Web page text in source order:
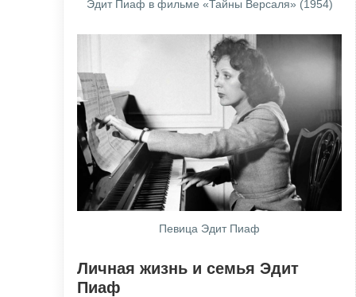
Эдит Пиаф в фильме «Тайны Версаля» (1954)
Певица Эдит Пиаф
Личная жизнь и семья Эдит
Пиаф